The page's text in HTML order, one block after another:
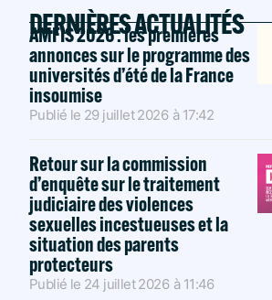
DERNIÈRES ACTUALITÉS
AMFIS 2026 : les premières
annonces sur le programme des
universités d’été de la France
insoumise
Publié le 29 juillet 2026 à 17:42
Retour sur la commission
d’enquête sur le traitement
judiciaire des violences
sexuelles incestueuses et la
situation des parents
protecteurs
Publié le 24 juillet 2026 à 11:46